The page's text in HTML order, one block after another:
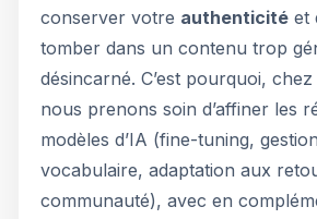
conserver votre authenticité et
tomber dans un contenu trop
désincarné. C’est pourquoi,
nous prenons soin d’affiner les
modèles d’IA (fine-tuning,
vocabulaire, adaptation aux
communauté), avec en